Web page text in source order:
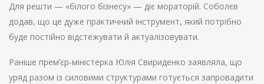
Для решти — «білого бізнесу» — діє мораторій. Соболєв
додав, що це дуже практичний інструмент, який потрібно
буде постійно відстежувати й актуалізовувати.
Раніше премʼєр-міністерка Юлія Свириденко заявляла, що
уряд разом із силовими структурами готується запровадити